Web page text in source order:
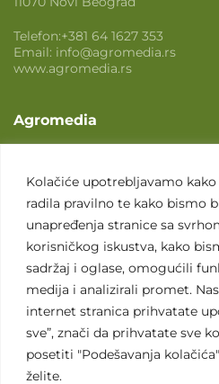
Kolačiće upotrebljavamo
radila pravilno te kako bismo
unapređenja stranice sa
korisničkog iskustva, kako
sadržaj i oglase, omogućili
medija i analizirali promet.
internet stranica prihvatate
sve”, znači da prihvatate sve
posetiti "Podešavanja
želite.
Telefon:+381 64 1627 353
Email: info@agromedia.rs
www.agromedia.rs
Agromedia
Svet poljoprivrede
Marketing usluge
Tražimo saradnike
Kontakt
Kontakt